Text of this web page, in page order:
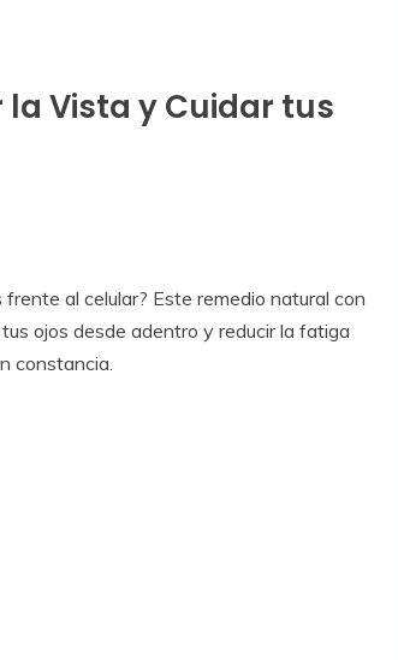
Vista y Cuidar tus
al celular? Este remedio natural con
ojos desde adentro y reducir la fatiga
constancia.